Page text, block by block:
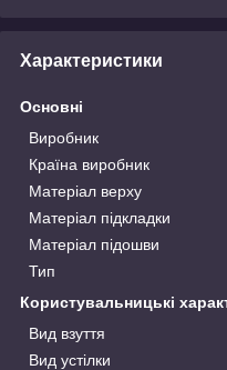
Характеристики
Основні
Виробник
Країна виробник
Матеріал верху
Матеріал підкладки
Матеріал підошви
Тип
Користувальницькі
Вид взуття
Вид устілки